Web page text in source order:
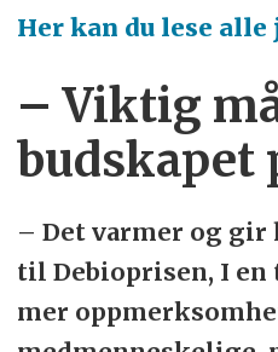
Her kan du lese
– Viktig
budskapet
– Det varmer og
til Debioprisen, I
mer